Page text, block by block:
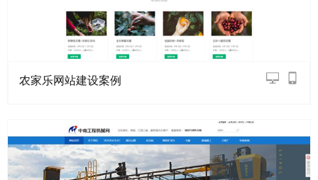
农家乐网站建设案例